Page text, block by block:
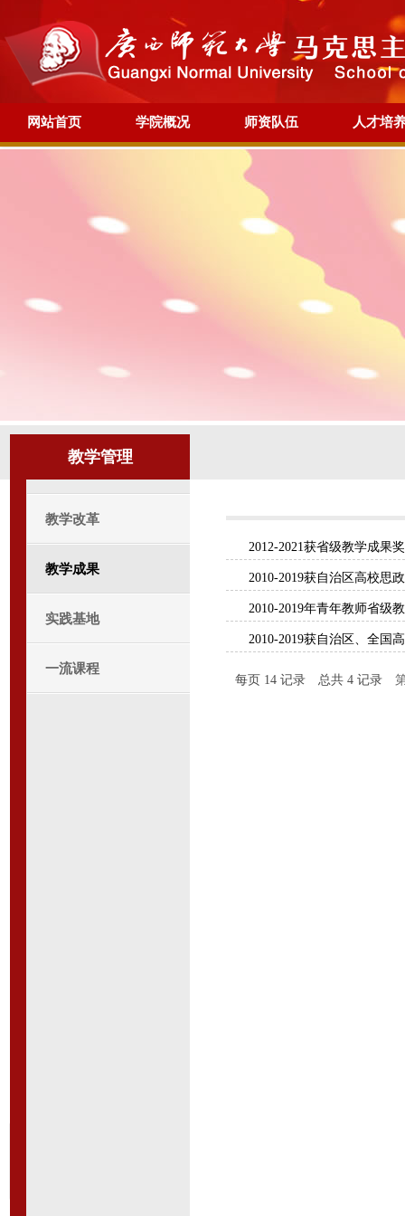
网站首页 学院概况 师资队伍 人才培
教学管理
教学改革
教学成果
实践基地
一流课程
2012-2021获省级教学成果
2010-2019获自治区高校思
2010-2019年青年教师省级
2010-2019获自治区、全国
每页 14 记录 总共 4 记录